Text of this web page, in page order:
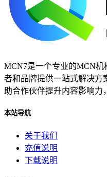
MCN7是一个专业的MCN
者和品牌提供一站式解决方
助合作伙伴提升内容影响力
本站导航
关于我们
充值说明
下载说明